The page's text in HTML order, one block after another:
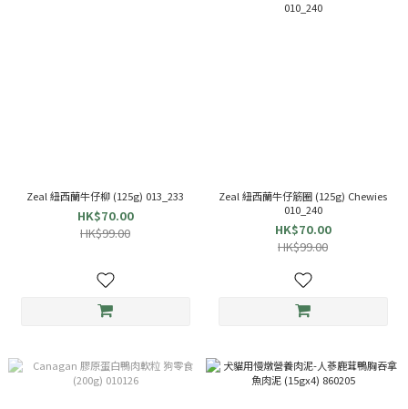
Zeal 紐西蘭牛仔柳 (125g) 013_233
HK$70.00
HK$99.00
Zeal 紐西蘭牛仔筋圈 (125g) Chewies
010_240
HK$70.00
HK$99.00